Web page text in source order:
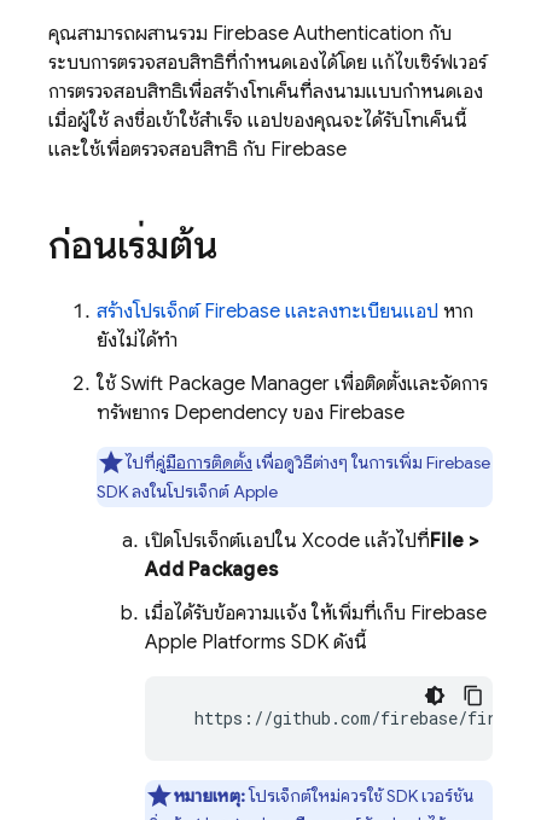
คุณสามารถผสานรวม Firebase Authentication กับ
ระบบการตรวจสอบสิทธิ์ที่กำหนดเองได้โดย แก้ไขเซิร์ฟเวอร์
การตรวจสอบสิทธิ์เพื่อสร้างโทเค็นที่ลงนามแบบกำหนดเอง
เมื่อผู้ใช้ ลงชื่อเข้าใช้สำเร็จ แอปของคุณจะได้รับโทเค็นนี้
และใช้เพื่อตรวจสอบสิทธิ์ กับ Firebase
ก่อนเริ่มต้น
สร้างโปรเจ็กต์ Firebase และลงทะเบียนแอป หาก
ยังไม่ได้ทำ
ใช้ Swift Package Manager เพื่อติดตั้งและจัดการ
ทรัพยากร Dependency ของ Firebase
ไปที่คู่มือการติดตั้ง เพื่อดูวิธีต่างๆ ในการเพิ่ม Firebase
SDK ลงในโปรเจ็กต์ Apple
เปิดโปรเจ็กต์แอปใน Xcode แล้วไปที่File >
Add Packages
เมื่อได้รับข้อความแจ้ง ให้เพิ่มที่เก็บ Firebase
Apple Platforms SDK ดังนี้
https://github.com/firebase/
หมายเหตุ:โปรเจ็กต์ใหม่ควรใช้ SDK เวอร์ชัน